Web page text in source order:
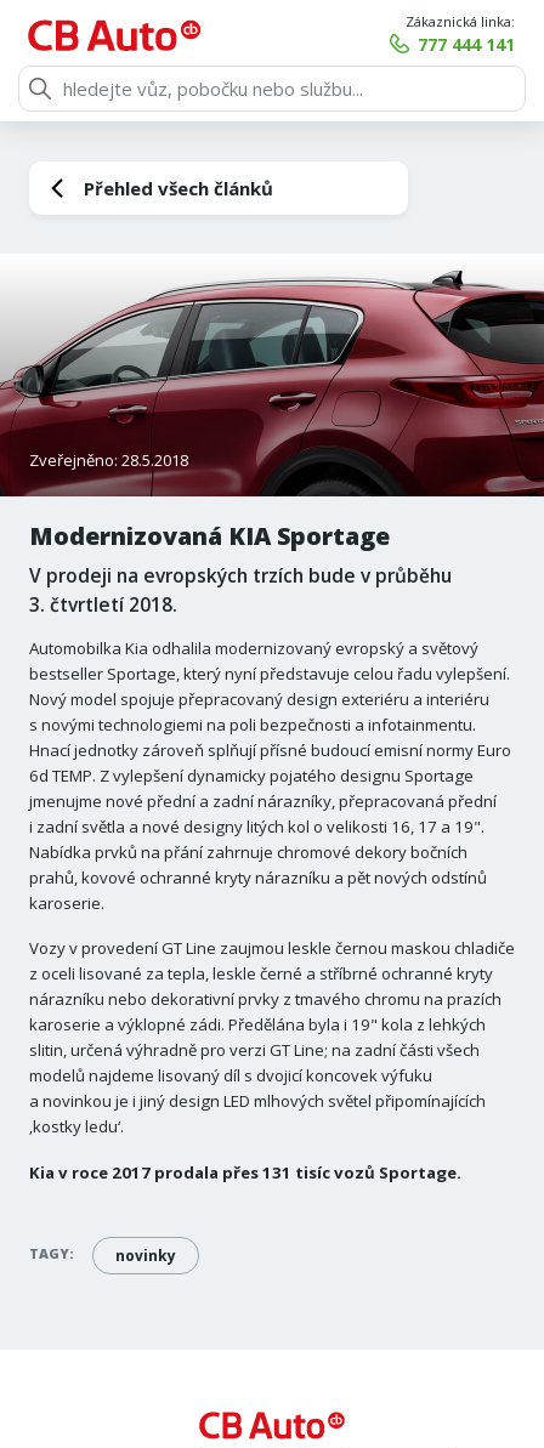
Zákaznická linka:
777 444 141
Přehled všech článků
Zveřejněno: 28.5.2018
Modernizovaná KIA Sportage
V prodeji na evropských trzích bude v průběhu
3. čtvrtletí 2018.
Automobilka Kia odhalila modernizovaný evropský a světový
bestseller Sportage, který nyní představuje celou řadu vylepšení.
Nový model spojuje přepracovaný design exteriéru a interiéru
s novými technologiemi na poli bezpečnosti a infotainmentu.
Hnací jednotky zároveň splňují přísné budoucí emisní normy Euro
6d TEMP. Z vylepšení dynamicky pojatého designu Sportage
jmenujme nové přední a zadní nárazníky, přepracovaná přední
i zadní světla a nové designy litých kol o velikosti 16, 17 a 19".
Nabídka prvků na přání zahrnuje chromové dekory bočních
prahů, kovové ochranné kryty nárazníku a pět nových odstínů
karoserie.
Vozy v provedení GT Line zaujmou leskle černou maskou chladiče
z oceli lisované za tepla, leskle černé a stříbrné ochranné kryty
nárazníku nebo dekorativní prvky z tmavého chromu na prazích
karoserie a výklopné zádi. Předělána byla i 19" kola z lehkých
slitin, určená výhradně pro verzi GT Line; na zadní části všech
modelů najdeme lisovaný díl s dvojicí koncovek výfuku
a novinkou je i jiný design LED mlhových světel připomínajících
‚kostky ledu‘.
Kia v roce 2017 prodala přes 131 tisíc vozů Sportage.
TAGY: novinky